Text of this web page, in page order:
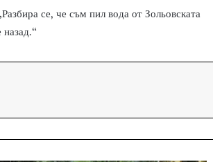
се, че съм пил вода от Зольовската